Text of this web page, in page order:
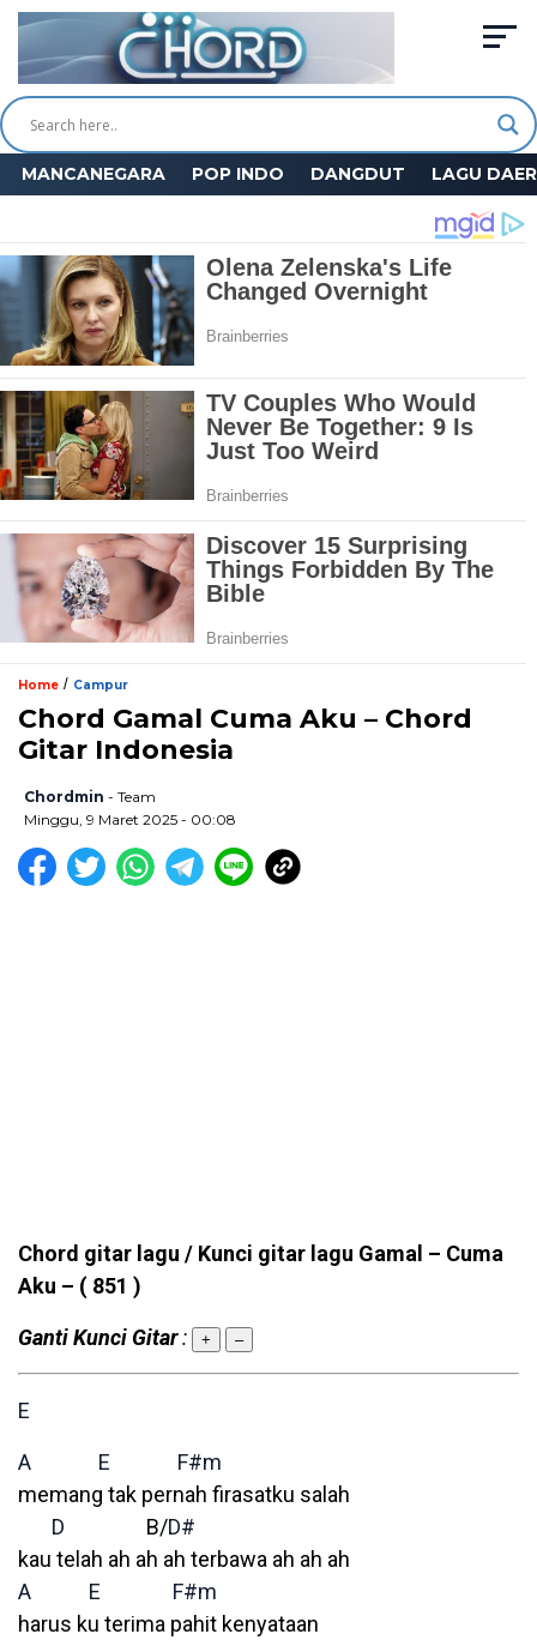
MANCANEGARA POP INDO DANGDUT LAGU
Home / Campur
Chord Gamal Cuma Aku – Chord
Gitar Indonesia
Chordmin - Team
Minggu, 9 Maret 2025 - 00:08
Chord gitar lagu / Kunci gitar lagu Gamal – Cuma
Aku – ( 851 )
Ganti Kunci Gitar: + –
E
A E
F#m
memang tak pernah firasatku salah
D B/D#
kau telah ah ah ah terbawa ah ah ah
A
E
F#m
harus ku terima pahit kenyataan